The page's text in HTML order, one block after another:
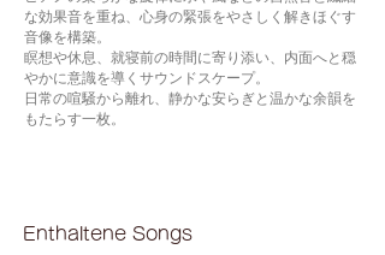
な効果音を重ね、心身の緊張をやさしく解きほぐす
音像を構築。
瞑想や休息、就寝前の時間に寄り添い、内面へと穏
やかに意識を導くサウンドスケープ。
日常の喧騒から離れ、静かな安らぎと温かな余韻を
もたらす一枚。
Enthaltene Songs